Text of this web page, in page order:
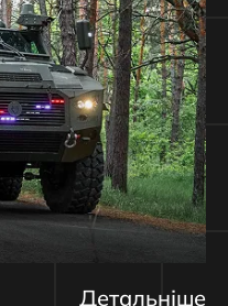
Детальніше